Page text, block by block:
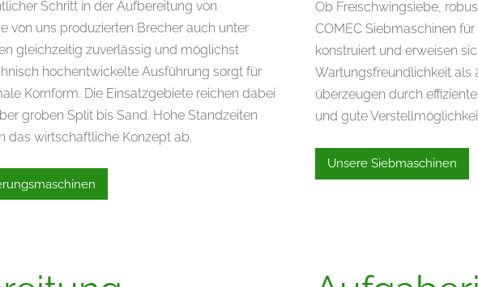
Schritt in der Aufbereitung von
von uns produzierten Brecher auch unter
gleichzeitig zuverlässig und möglichst
hochentwickelte Ausführung sorgt für
Kornform. Die Einsatzgebiete reichen dabei
groben Split bis Sand. Hohe Standzeiten
das wirtschaftliche Konzept ab.
Ob Freischwingsiebe,
COMEC Siebmaschinen
konstruiert und erweisen
Wartungsfreundlichkeit als
überzeugen durch
und gute
Unsere Siebmaschinen